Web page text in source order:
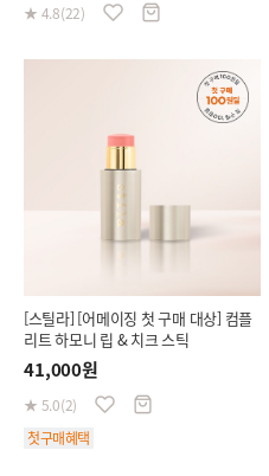
★ 4.8(22)
[스틸라] [어메이징 첫 구매 대상] 컴플
리트 하모니 립 & 치크 스틱
41,000원
★ 5.0(2)
첫구매혜택